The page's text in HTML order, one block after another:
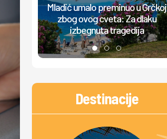
Mladić umalo preminuo u Grčkoj
zbog ovog cveta: Za dlaku
izbegnuta tragedija
Destinacije